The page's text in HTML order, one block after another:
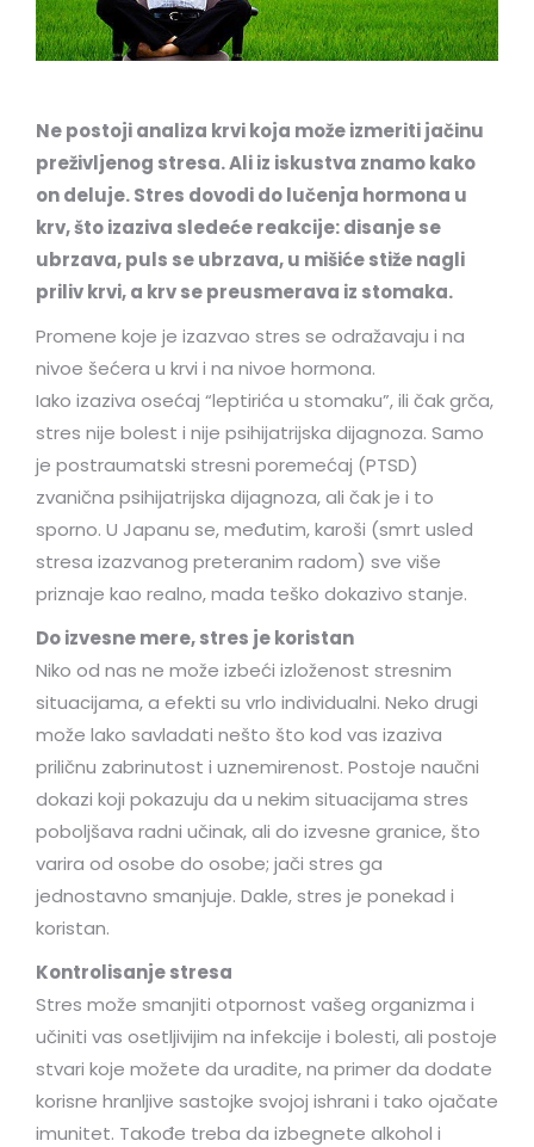
Ne postoji analiza krvi koja može izmeriti jačinu
preživljenog stresa. Ali iz iskustva znamo kako
on deluje. Stres dovodi do lučenja hormona u
krv, što izaziva sledeće reakcije: disanje se
ubrzava, puls se ubrzava, u mišiće stiže nagli
priliv krvi, a krv se preusmerava iz stomaka.
Promene koje je izazvao stres se odražavaju i na
nivoe šećera u krvi i na nivoe hormona.
Iako izaziva osećaj “leptirića u stomaku”, ili čak grča,
stres nije bolest i nije psihijatrijska dijagnoza. Samo
je postraumatski stresni poremećaj (PTSD)
zvanična psihijatrijska dijagnoza, ali čak je i to
sporno. U Japanu se, međutim, karoši (smrt usled
stresa izazvanog preteranim radom) sve više
priznaje kao realno, mada teško dokazivo stanje.
Do izvesne mere, stres je koristan
Niko od nas ne može izbeći izloženost stresnim
situacijama, a efekti su vrlo individualni. Neko drugi
može lako savladati nešto što kod vas izaziva
priličnu zabrinutost i uznemirenost. Postoje naučni
dokazi koji pokazuju da u nekim situacijama stres
poboljšava radni učinak, ali do izvesne granice, što
varira od osobe do osobe; jači stres ga
jednostavno smanjuje. Dakle, stres je ponekad i
koristan.
Kontrolisanje stresa
Stres može smanjiti otpornost vašeg organizma i
učiniti vas osetljivijim na infekcije i bolesti, ali postoje
stvari koje možete da uradite, na primer da dodate
korisne hranljive sastojke svojoj ishrani i tako ojačate
imunitet. Takođe treba da izbegnete alkohol i